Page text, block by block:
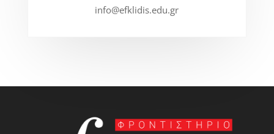
info@efklidis.edu.gr